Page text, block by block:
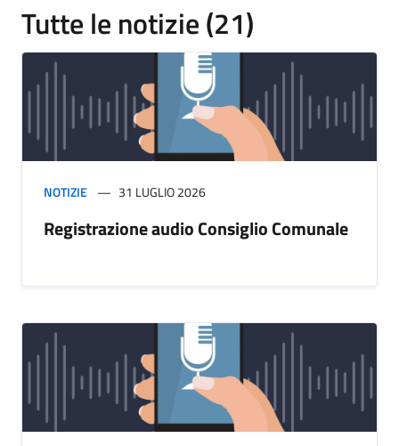
Tutte le notizie (21)
NOTIZIE 31 LUGLIO 2026
Registrazione audio Consiglio Comunale